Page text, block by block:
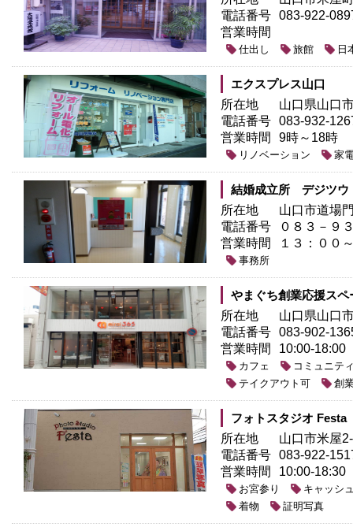
電話番号 083-922-
営業時間
仕出し 旅館 日
エクスプレス山口
所在地
山口県山口
電話番号 083-932-
営業時間
9時～18時
リノベーション 家
結婚成立所 デジツ
所在地
山口市道場
電話番号
０８３－９
営業時間
１３：００
事務所
やまぐち創業応援ス
所在地
山口県山口
電話番号 083-902-
営業時間
10:00-18:00
カフェ
コミュニテ
テイクアウト可
創
フォトスタジオ Festa
所在地
山口市米屋
電話番号 083-922-
営業時間
10:00-18:30
お宮参り
キャッシ
着物
証明写真